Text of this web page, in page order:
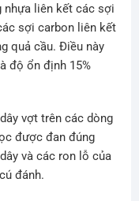
nhựa liên kết các sợi
sợi carbon liên kết
quả cầu. Điều này
độ ổn định 15%
vợt trên các dòng
được đan đúng
và các ron lỗ của
đánh.